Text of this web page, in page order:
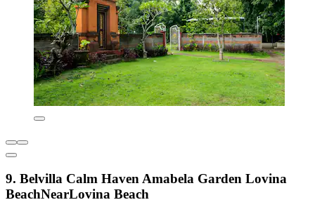
9. Belvilla Calm Haven Amabela Garden Lovina
BeachNearLovina Beach